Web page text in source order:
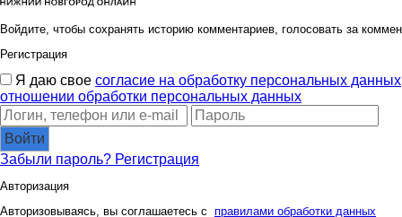
Войдите, чтобы сохранять историю комментариев, голосовать за
Регистрация
Я даю свое согласие на обработку персональных данных
отношении обработки персональных данных
Войти
Забыли пароль? Регистрация
Авторизация
Авторизовываясь, вы соглашаетесь с правилами обработки данных